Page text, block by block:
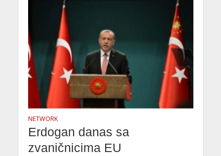
NETWORK
Erdogan danas sa
zvaničnicima EU